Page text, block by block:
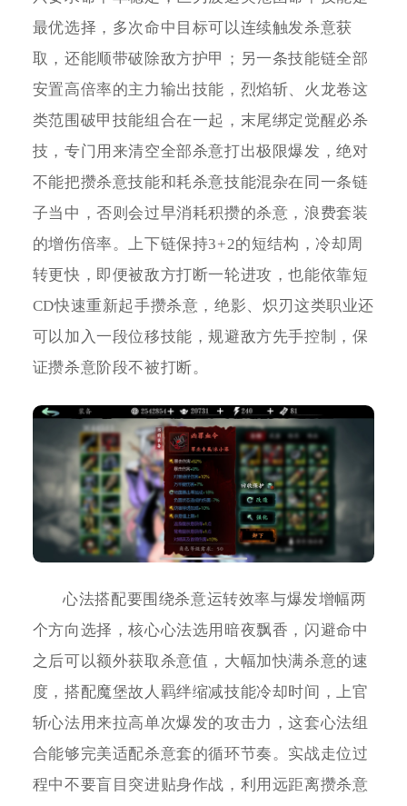
最优选择，多次命中目标可以连续触发杀意获
取，还能顺带破除敌方护甲；另一条技能链全部
安置高倍率的主力输出技能，烈焰斩、火龙卷这
类范围破甲技能组合在一起，末尾绑定觉醒必杀
技，专门用来清空全部杀意打出极限爆发，绝对
不能把攒杀意技能和耗杀意技能混杂在同一条链
子当中，否则会过早消耗积攒的杀意，浪费套装
的增伤倍率。上下链保持3+2的短结构，冷却周
转更快，即便被敌方打断一轮进攻，也能依靠短
CD快速重新起手攒杀意，绝影、炽刃这类职业还
可以加入一段位移技能，规避敌方先手控制，保
证攒杀意阶段不被打断。
心法搭配要围绕杀意运转效率与爆发增幅两
个方向选择，核心心法选用暗夜飘香，闪避命中
之后可以额外获取杀意值，大幅加快满杀意的速
度，搭配魔堡故人羁绊缩减技能冷却时间，上官
斩心法用来拉高单次爆发的攻击力，这套心法组
合能够完美适配杀意套的循环节奏。实战走位过
程中不要盲目突进贴身作战，利用远距离攒杀意